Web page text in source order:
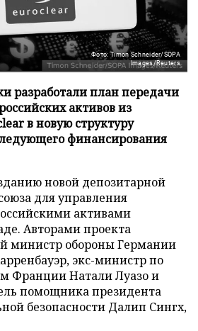
Фото: Timon Schneider/SOPA
Images/Reuters
разработали план передачи
активов из
в новую структуру
финансирования
новой депозитарной
для управления
активами
Авторами проекта
министр обороны Германии
экс-министр по
Франции Натали Луазо и
помощника президента
безопасности Далип Сингх,